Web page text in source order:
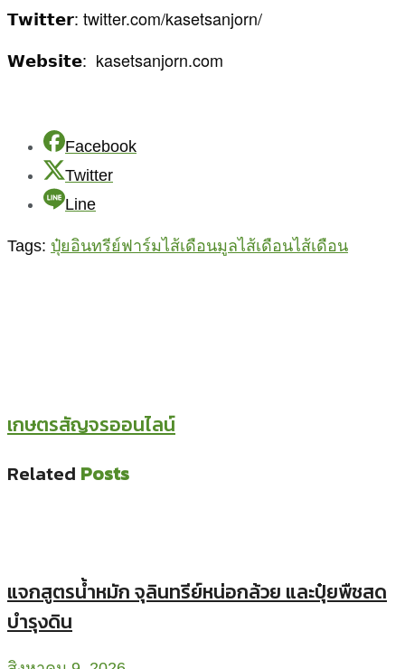
𝗧𝘄𝗶𝘁𝘁𝗲𝗿: twitter.com/kasetsanjorn/
𝗪𝗲𝗯𝘀𝗶𝘁𝗲: kasetsanjorn.com
Facebook
Twitter
Line
Tags: ปุ๋ยอินทรีย์ฟาร์มไส้เดือนมูลไส้เดือนไส้เดือน
เกษตรสัญจรออนไลน์
Related Posts
แจกสูตรน้ำหมัก จุลินทรีย์หน่อกล้วย และปุ๋ยพืชสด
บำรุงดิน